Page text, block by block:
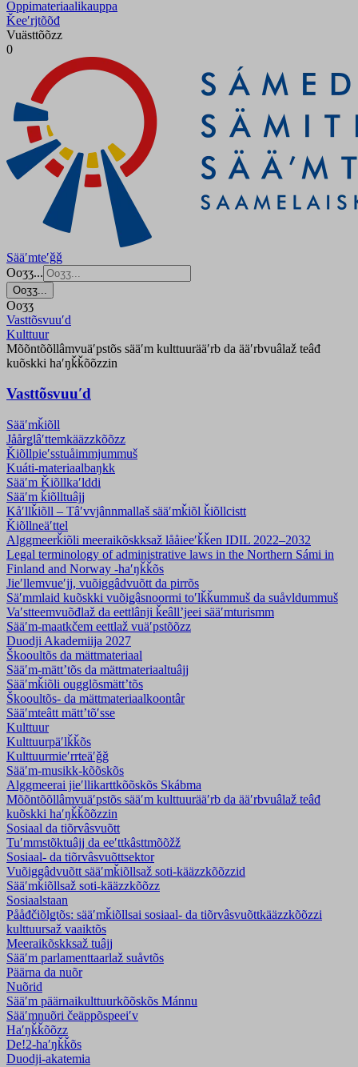
Oppimateriaalikauppa
Ǩeeʹrjtõõđ
Vuästtõõzz
0
Sääʹmteʹǧǧ
Ooʒʒ...
Ooʒʒ...
Ooʒʒ
Vasttõsvuuʹd
Kulttuur
Mõõntõõllâmvuäʹpstõs sääʹm kulttuurääʹrb da ääʹrbvuâlaž teâđ
kuõskki haʹŋǩǩõõzzin
Vasttõsvuuʹd
Sääʹmǩiõll
Jåårǥlâʹttemkääzzkõõzz
Ǩiõllpieʹss­tuåimmjummuš
Kuáti-materiaalbaŋkk
Sääʹm Ǩiõllkaʹlddi
Sääʹm ǩiõlltuâjj
Kåʹllǩiõll – Tâʹvvjânnmallaš sääʹmǩiõl ǩiõllcistt
Ǩiõllneäʹttel
Alggmeerǩiõli meeraikõskksaž lååieeʹǩǩen IDIL 2022–2032
Legal terminology of administrative laws in the Northern Sámi in
Finland and Norway -haʹŋǩǩõs
Jieʹllemvueʹjj, vuõiggâdvuõtt da pirrõs
Säʹmmlaid kuõskki vuõiǥâsnoormi toʹlǩǩummuš da suåvldummuš
Vaʹstteemvuõđlaž da eettlânji ǩeâllʼjeei sääʹmturismm
Sääʹm-maatkčem eettlaž vuäʹpstõõzz
Duodji Akademiija 2027
Škooultõs da mättmateriaal
Sääʹm-mättʼtõs da mättmateriaaltuâjj
Sääʹmǩiõli ougglõsmättʼtõs
Škooultõs- da mättmateriaalkoontâr
Sääʹmteâtt mättʼtõʹsse
Kulttuur
Kulttuurpäʹlǩǩõs
Kulttuurmieʹrrteäʹǧǧ
Sääʹm-musikk-kõõskõs
Alggmeerai jieʹllikarttkõõskõs Skábma
Mõõntõõllâmvuäʹpstõs sääʹm kulttuurääʹrb da ääʹrbvuâlaž teâđ
kuõskki haʹŋǩǩõõzzin
Sosiaal da tiõrvâsvuõtt
Tuʹmmstõktuâjj da eeʹttkâsttmõõžž
Sosiaal- da tiõrvâsvuõttsektor
Vuõiggâdvuõtt sääʹmǩiõllsaž soti-kääzzkõõzzid
Sääʹmǩiõllsaž soti-kääzzkõõzz
Sosiaalstaan
Pååđčiõlǥtõs: sääʹmǩiõllsai sosiaal- da tiõrvâsvuõttkääzzkõõzzi
kulttuursaž vaaiktõs
Meeraikõskksaž tuâjj
Sääʹm parlamenttaarlaž suåvtõs
Päärna da nuõr
Nuõrid
Sääʹm päärnaikulttuurkõõskõs Mánnu
Sääʹmnuõri čeäppõspeeiʹv
Haʹŋǩǩõõzz
De!2-haʹŋǩǩõs
Duodji-akatemia